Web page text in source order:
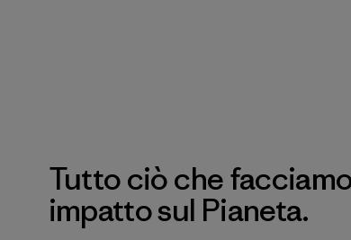
Tutto ciò che
impatto sul Pianeta.